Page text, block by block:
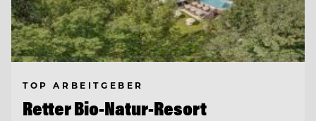
TOP ARBEITGEBER
Retter Bio-Natur-Resort